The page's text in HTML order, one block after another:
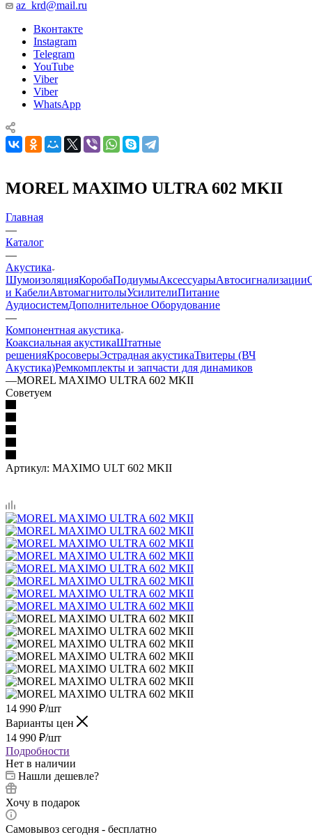
az_krd@mail.ru
Вконтакте
Instagram
Telegram
YouTube
Viber
Viber
WhatsApp
MOREL MAXIMO ULTRA 602 MKII
Главная
—
Каталог
—
Акустика
ШумоизоляцияКоробаПодиумыАксессуарыАвтосигнализации
и КабелиАвтомагнитолыУсилителиПитание
АудиосистемДополнительное Оборудование
—
Компонентная акустика
Коаксиальная акустикаШтатные
решенияКросоверыЭстрадная акустикаТвитеры (ВЧ
Акустика)Ремкомплекты и запчасти для динамиков
—MOREL MAXIMO ULTRA 602 MKII
Советуем
Артикул: MAXIMO ULT 602 MKII
14 990 ₽/шт
Варианты цен
14 990 ₽/шт
Подробности
Нет в наличии
Нашли дешевле?
Хочу в подарок
Самовывоз сегодня - бесплатно